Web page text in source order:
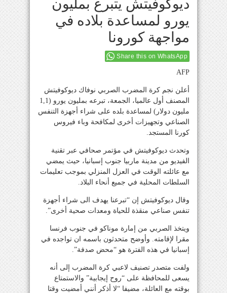
ديوكوفيتش يتبرع بمليون
يورو لمساعدة بلاده في
مواجهة كورونا
Share this on WhatsApp
AFP
أعلن نجم كرة المضرب الصربي نوفاك ديوكوفيتش
المصنف أول عالميا، الجمعة، تبرعه بمليون يورو (1,1
مليون دولار) لمساعدة بلده على شراء أجهزة التنفس
الصناعي وتجهيزات أخرى لمكافحة وباء فيروس
كورنا المستجد.
وتحدث ديوكوفيتش في مؤتمر صحافي عبر تقنية
الفيديو من مدينة ماربيا جنوب إسبانيا، حيث يمضي
مع عائلته الوقت في العزل المنزلي بموجب تعليمات
السلطات المحلية في جميع أنحاء البلاد.
وقال ديوكوفيتش إن “تبرعنا يهدف الى شراء أجهزة
تنفس صناعي منقذة للحياة ومعدات صحية أخرى”.
ويتخذ الصربي من إمارة موناكو في جنوب فرنسا
مقرا لإقامته. وأوضح متحدثون باسمه ان تواجده في
إسبانيا في هذه الفترة هو “محض صدفة”.
ولفت متصدر تصنيف لاعبي كرة المضرب إلى أنه
يسعى للمحافظة على “روح إيجابية” والاستمتاع
بوقته مع العائلة، مضيفا “لا أذكر أنني أمضيت وقتا